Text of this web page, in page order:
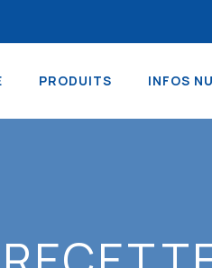
PRODUITS INFOS